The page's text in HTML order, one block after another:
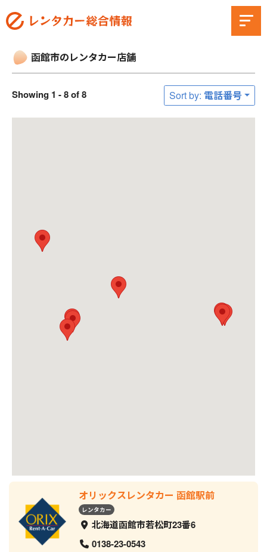
函館市のレンタカー店舗
Showing 1 - 8 of 8 Sort by: 電話番号
オリックスレンタカー 函館駅前
レンタカー
北海道函館市若松町23番6
0138-23-0543